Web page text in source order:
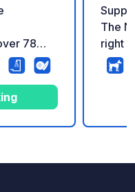
78
Een
en
The
right